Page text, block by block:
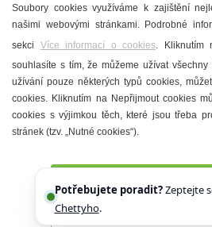
Mandloně
Ubytování
Restaurace
Městské muzeum
Denní
Soubory cookies využíváme k zajištění
našimi webovými stránkami. Podrobné
sekci Více informací o cookies. Kliknutím
souhlasíte s tím, že můžeme užívat
užívání pouze některých typů cookies,
cookies. Kliknutím na Nepřijmout cookies
cookies s výjimkou těch, které jsou třeba
stránek (tzv. „Nutné cookies“).
Přijmout všechny
Potřebujete poradit?Zeptejte
Chettyho.